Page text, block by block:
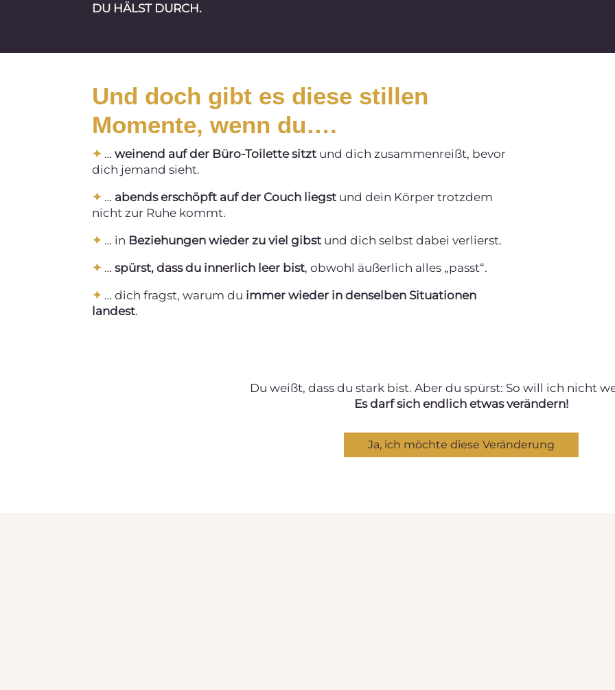
DU HÄLST DURCH.
Und doch gibt es diese stillen
Momente, wenn du….
✦ …weinend auf der Büro-Toilette sitzt und dich zusammenreißt, bevor
dich jemand sieht.
✦ … abends erschöpft auf der Couch liegst und dein Körper trotzdem
nicht zur Ruhe kommt.
✦ … in Beziehungen wieder zu viel gibst und dich selbst dabei verlierst.
✦ …spürst, dass du innerlich leer bist, obwohl äußerlich alles „passt“.
✦ … dich fragst, warum du immer wieder in denselben Situationen
landest.
Du weißt, dass du stark bist. Aber du spürst: So will ich nicht
Es darf sich endlich etwas verändern!
Ja, ich möchte diese Veränderung